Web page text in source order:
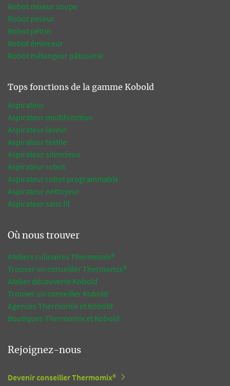
Robot mixeur soupe
Robot peseur
Robot pétrin
Robot éminceur
Robot mélangeur pâtisserie
Tops fonctions de la gamme Kobold
Aspirateur
Aspirateur multifonction
Aspirateur laveur
Aspirateur textile
Aspirateur silencieux
Aspirateur robot
Aspirateur robot programmable
Aspirateur nettoyeur
Aspirateur sans fil
Où nous trouver
Ateliers culinaires Thermomix®
Trouver un conseiller Thermomix®
Atelier découverte Kobold
Trouver un conseiller Kobold
Agences Thermomix et Kobold
Boutiques Thermomix et Kobold
Rejoignez-nous
Devenir conseiller Thermomix®